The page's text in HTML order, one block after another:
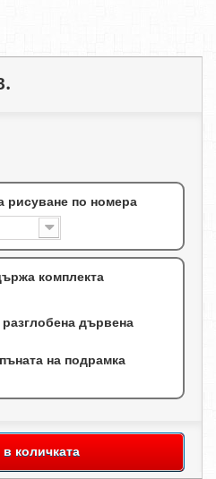
рисуване по номера
комплекта
дървена
на подрамка
количката